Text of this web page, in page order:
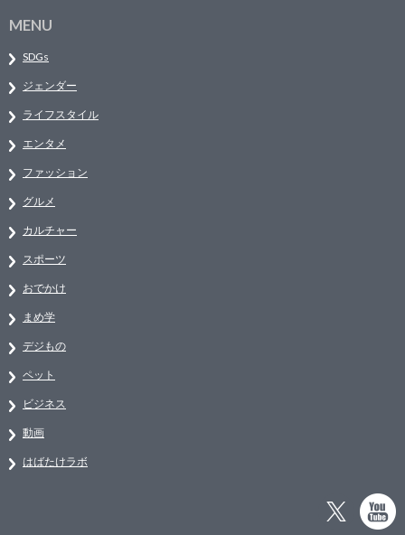
MENU
SDGs
ジェンダー
ライフスタイル
エンタメ
ファッション
グルメ
カルチャー
スポーツ
おでかけ
まめ学
デジもの
ペット
ビジネス
動画
はばたけラボ